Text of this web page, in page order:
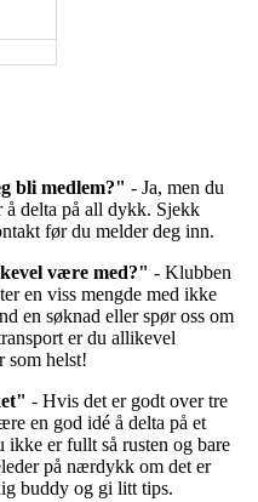
bli medlem?" - Ja, men du
delta på all dykk. Sjekk
før du melder deg inn.
være med?" - Klubben
en viss mengde med ikke
en søknad eller spør oss om
er du allikevel
som helst!
- Hvis det er godt over tre
en god idé å delta på et
er fullt så rusten og bare
på nærdykk om det er
buddy og gi litt tips.